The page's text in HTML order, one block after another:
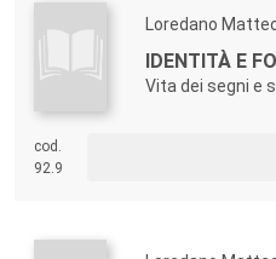
Loredano
IDENTITÀ E
Vita dei segni e
cod.
92.9